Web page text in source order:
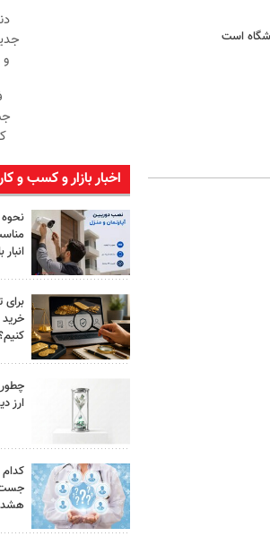
اخبار بازار و کسب و
ارز
کدام